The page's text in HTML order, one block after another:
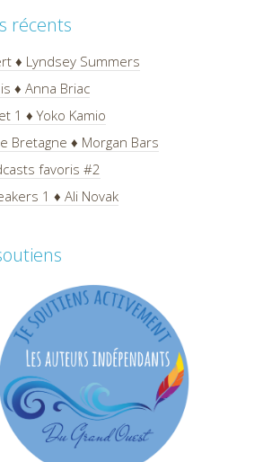
récents
♦ Lyndsey Summers
♦ Anna Briac
1 ♦ Yoko Kamio
Bretagne ♦ Morgan Bars
favoris #2
1 ♦ Ali Novak